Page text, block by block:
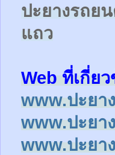
ปะยางรถย
แถว
Web ที่เกี่ย
www.ปะยา
www.ปะยา
www.ปะยา